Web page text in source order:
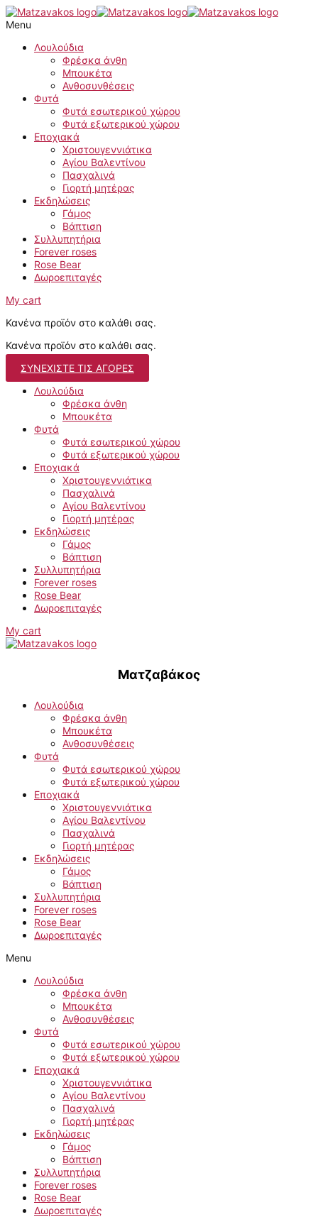
Μετάβαση
στο
περιεχόμενο
Menu
Λουλούδια
Φρέσκα άνθη
Μπουκέτα
Ανθοσυνθέσεις
Φυτά
Φυτά εσωτερικού χώρου
Φυτά εξωτερικού χώρου
Εποχιακά
Χριστουγεννιάτικα
Αγίου Βαλεντίνου
Πασχαλινά
Γιορτή μητέρας
Εκδηλώσεις
Γάμος
Βάπτιση
Συλλυπητήρια
Forever roses
Rose Bear
Δωροεπιταγές
My cart
Κανένα προϊόν στο καλάθι σας.
Κανένα προϊόν στο καλάθι σας.
ΣΥΝΕΧΊΣΤΕ ΤΙΣ ΑΓΟΡΈΣ
Λουλούδια
Φρέσκα άνθη
Μπουκέτα
Φυτά
Φυτά εσωτερικού χώρου
Φυτά εξωτερικού χώρου
Εποχιακά
Χριστουγεννιάτικα
Πασχαλινά
Αγίου Βαλεντίνου
Γιορτή μητέρας
Εκδηλώσεις
Γάμος
Βάπτιση
Συλλυπητήρια
Forever roses
Rose Bear
Δωροεπιταγές
My cart
Ματζαβάκος
Λουλούδια
Φρέσκα άνθη
Μπουκέτα
Ανθοσυνθέσεις
Φυτά
Φυτά εσωτερικού χώρου
Φυτά εξωτερικού χώρου
Εποχιακά
Χριστουγεννιάτικα
Αγίου Βαλεντίνου
Πασχαλινά
Γιορτή μητέρας
Εκδηλώσεις
Γάμος
Βάπτιση
Συλλυπητήρια
Forever roses
Rose Bear
Δωροεπιταγές
Menu
Λουλούδια
Φρέσκα άνθη
Μπουκέτα
Ανθοσυνθέσεις
Φυτά
Φυτά εσωτερικού χώρου
Φυτά εξωτερικού χώρου
Εποχιακά
Χριστουγεννιάτικα
Αγίου Βαλεντίνου
Πασχαλινά
Γιορτή μητέρας
Εκδηλώσεις
Γάμος
Βάπτιση
Συλλυπητήρια
Forever roses
Rose Bear
Δωροεπιταγές
Ανθούριο
(Μ)
ποσότητα